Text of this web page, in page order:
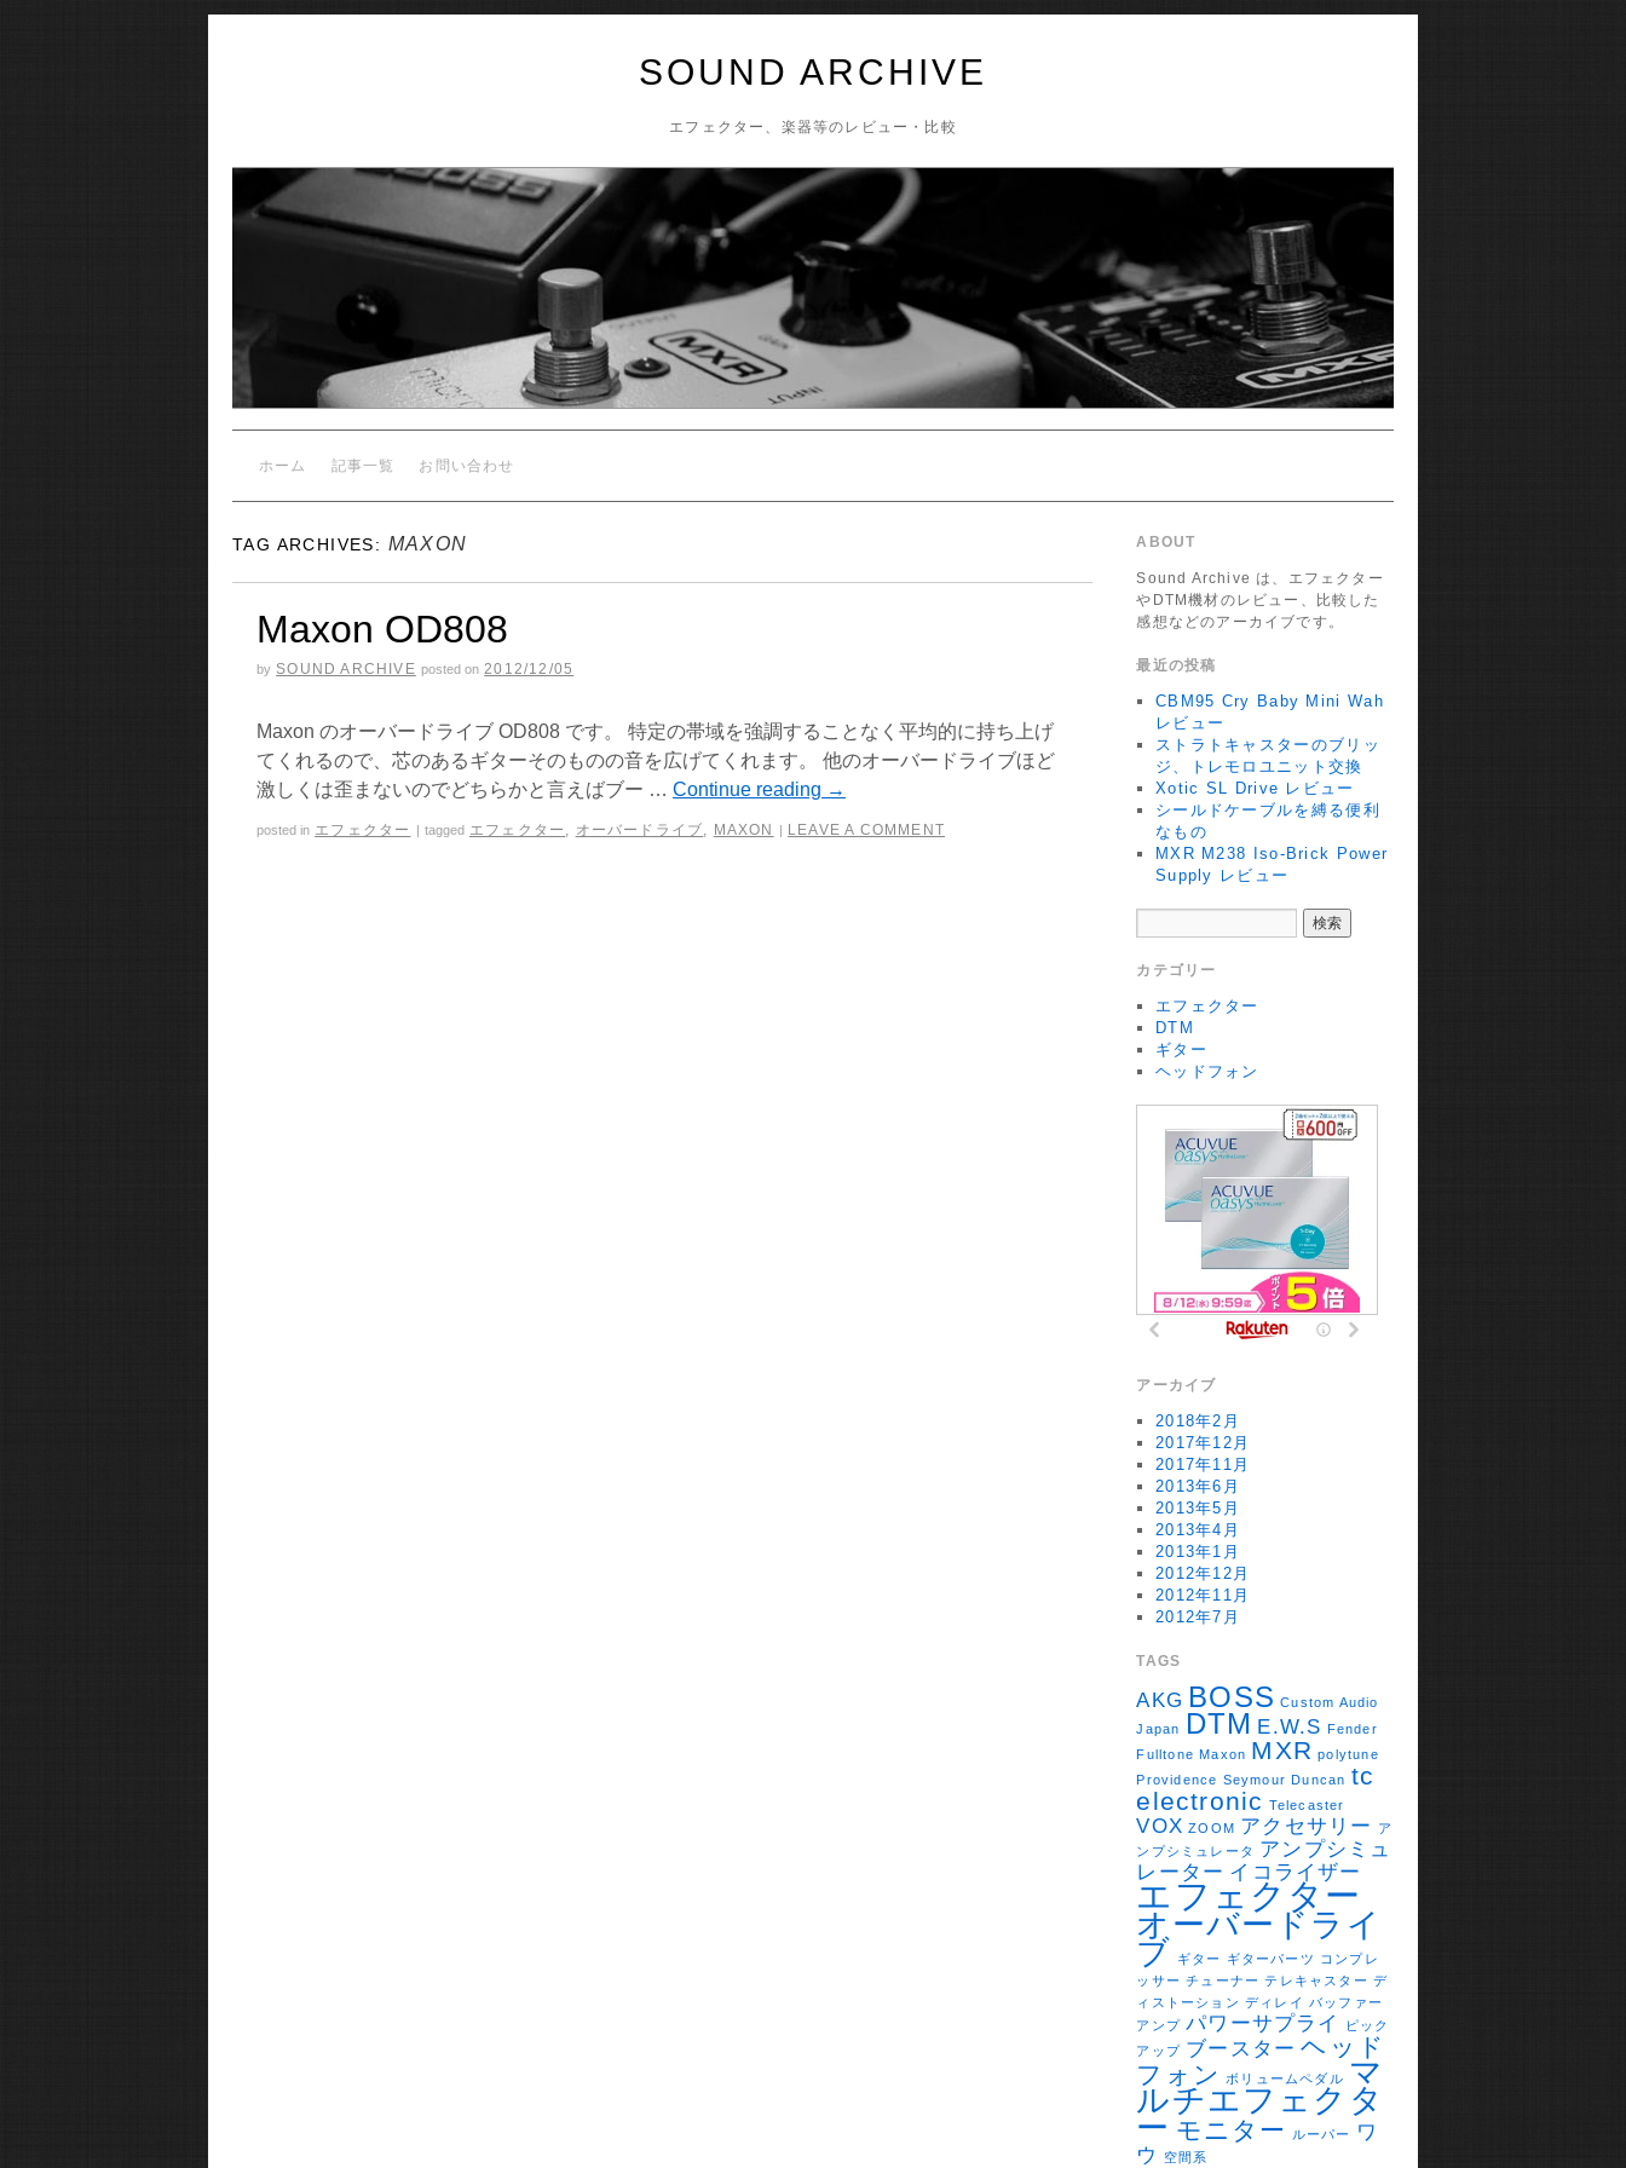
SOUND ARCHIVE
エフェクター、楽器等のレビュー・比較
ホーム 記事一覧 お問い合わせ
TAG ARCHIVES: MAXON
Maxon OD808
by SOUND ARCHIVE posted on 2012/12/05
Maxon のオーバードライブ OD808 です。 特定の帯域を強調することなく平均的に持ち上げ
てくれるので、芯のあるギターそのものの音を広げてくれます。 他のオーバードライブほど
激しくは歪まないのでどちらかと言えばブー … Continue reading →
posted in エフェクター | tagged エフェクター , オーバードライブ, MAXON | LEAVE A COMMENT
ABOUT
Sound Archive は、エフェクター
やDTM機材のレビュー、比較した
感想などのアーカイブです。
最近の投稿
CBM95 Cry Baby Mini Wah
レビュー
ストラトキャスターのブリッ
ジ、トレモロユニット交換
Xotic SL Drive レビュー
シールドケーブルを縛る便利
なもの
MXR M238 Iso-Brick Power
Supply レビュー
カテゴリー
エフェクター
DTM
ギター
ヘッドフォン
アーカイブ
2018年2月
2017年12月
2017年11月
2013年6月
2013年5月
2013年4月
2013年1月
2012年12月
2012年11月
2012年7月
TAGS
AKG BOSS Custom Audio
Japan
DTM E.W.S Fender
Fulltone Maxon MXR polytune
Providence Seymour Duncan tc
electronic Telecaster
VOX ZOOM アクセサリー
ア
ンプシミュレータ
アンプシミュ
レーター イコライザー
エフェクター
オーバードライ
ブ ギター ギターパーツ
コンプレ
ッサー チューナー テレキャスター デ
ィストーション ディレイ バッファー
アンプ パワーサプライ
ピック
アップ ブースター ヘッド
フォン
ボリュームペダル マ
ルチエフェクタ
ー モニター ルーパー
ワ
ウ
空間系